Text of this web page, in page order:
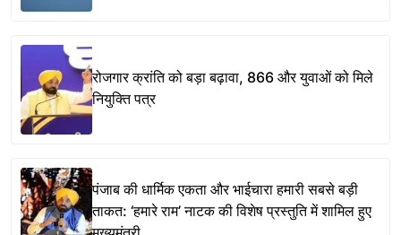
रोजगार क्रांति को बड़ा बढ़ावा, 866 और युवाओं को मिले
नियुक्ति पत्र
पंजाब की धार्मिक एकता और भाईचारा हमारी सबसे बड़ी
ताकत: ‘हमारे राम’ नाटक की विशेष प्रस्तुति में शामिल हुए